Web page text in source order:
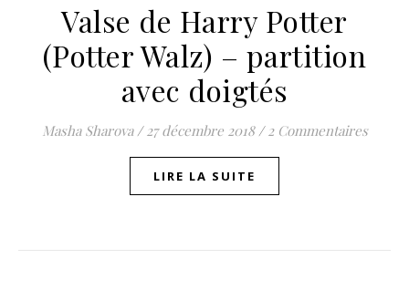
Valse de Harry Potter
(Potter Walz) – partition
avec doigtés
Masha Sharova / 27 décembre 2018 / 2 Commentaires
LIRE LA SUITE